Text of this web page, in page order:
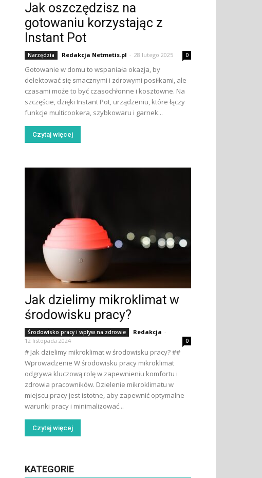
Jak oszczędzisz na
gotowaniu korzystając z
Instant Pot
Narzędzia Redakcja Netmetis.pl - 28 lutego 2025 0
Gotowanie w domu to wspaniała okazja, by
delektować się smacznymi i zdrowymi posiłkami, ale
czasami może to być czasochłonne i kosztowne. Na
szczęście, dzięki Instant Pot, urządzeniu, które łączy
funkcje multicookera, szybkowaru i garnek...
Czytaj więcej
Jak dzielimy mikroklimat w
środowisku pracy?
Środowisko pracy i wpływ na zdrowie Redakcja -
12 listopada 2024
0
# Jak dzielimy mikroklimat w środowisku pracy? ##
Wprowadzenie W środowisku pracy mikroklimat
odgrywa kluczową rolę w zapewnieniu komfortu i
zdrowia pracowników. Dzielenie mikroklimatu w
miejscu pracy jest istotne, aby zapewnić optymalne
warunki pracy i minimalizować...
Czytaj więcej
KATEGORIE